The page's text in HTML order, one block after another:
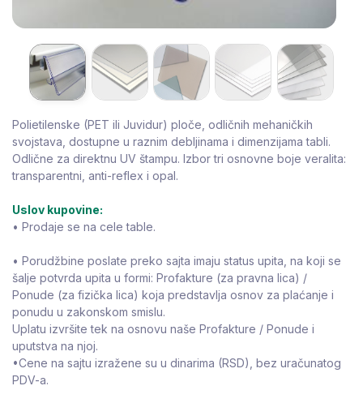
Polietilenske (PET ili Juvidur) ploče, odličnih mehaničkih
svojstava, dostupne u raznim debljinama i dimenzijama tabli.
Odlične za direktnu UV štampu. Izbor tri osnovne boje veralita:
transparentni, anti-reflex i opal.
Uslov kupovine:
• Prodaje se na cele table.
• Porudžbine poslate preko sajta imaju status upita, na koji se
šalje potvrda upita u formi: Profakture (za pravna lica) /
Ponude (za fizička lica) koja predstavlja osnov za plaćanje i
ponudu u zakonskom smislu.
Uplatu izvršite tek na osnovu naše Profakture / Ponude i
uputstva na njoj.
•Cene na sajtu izražene su u dinarima (RSD), bez uračunatog
PDV-a.